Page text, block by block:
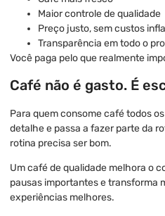
Maior controle de qualidade
Preço justo, sem custos
Transparência em todo o
Você paga pelo que realmente
Café não é gasto. É
Para quem consome café todos
detalhe e passa a fazer parte da
rotina precisa ser bom.
Um café de qualidade melhora o
pausas importantes e transforma
experiências melhores.